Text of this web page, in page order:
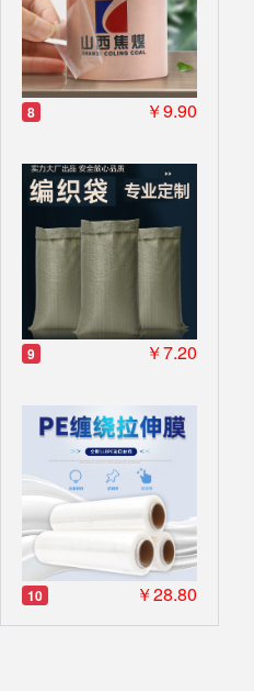
8 ￥9.90
9 ￥7.20
10 ￥28.80